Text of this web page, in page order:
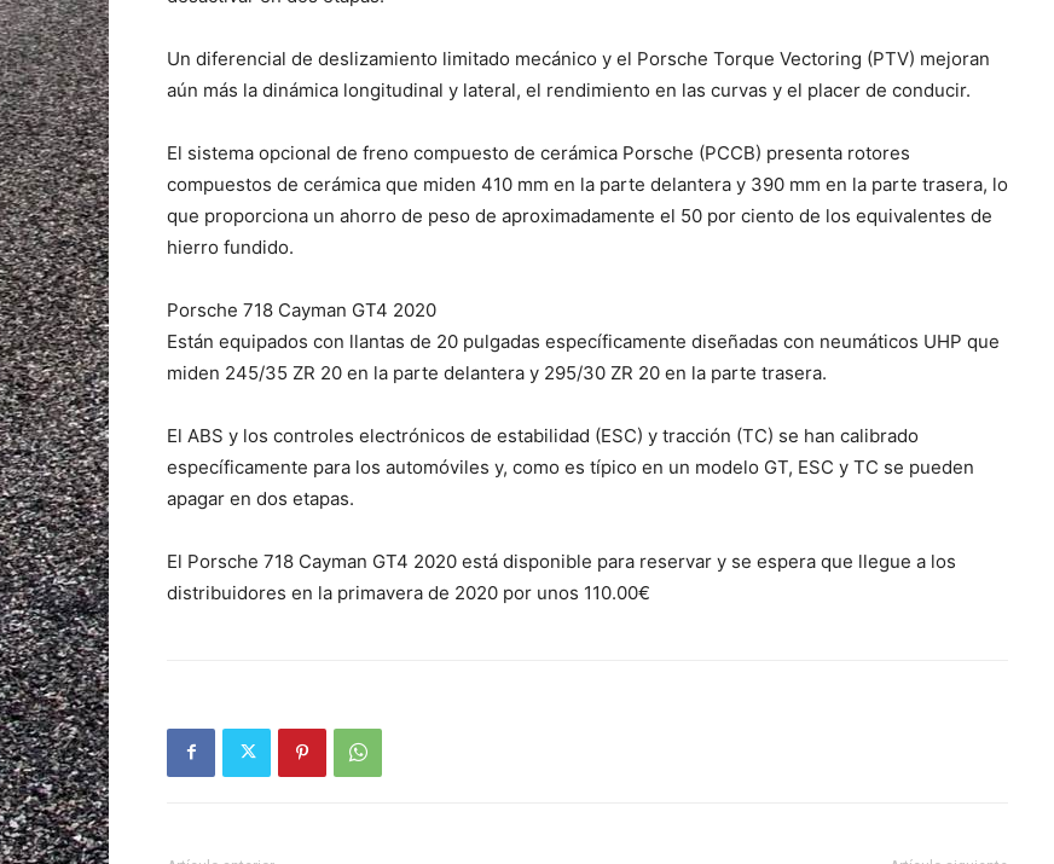
Un diferencial de deslizamiento limitado mecánico y el Porsche Torque Vectoring (PTV) mejoran
aún más la dinámica longitudinal y lateral, el rendimiento en las curvas y el placer de conducir.
El sistema opcional de freno compuesto de cerámica Porsche (PCCB) presenta rotores
compuestos de cerámica que miden 410 mm en la parte delantera y 390 mm en la parte trasera, lo
que proporciona un ahorro de peso de aproximadamente el 50 por ciento de los equivalentes de
hierro fundido.
Porsche 718 Cayman GT4 2020
Están equipados con llantas de 20 pulgadas específicamente diseñadas con neumáticos UHP que
miden 245/35 ZR 20 en la parte delantera y 295/30 ZR 20 en la parte trasera.
El ABS y los controles electrónicos de estabilidad (ESC) y tracción (TC) se han calibrado
específicamente para los automóviles y, como es típico en un modelo GT, ESC y TC se pueden
apagar en dos etapas.
El Porsche 718 Cayman GT4 2020 está disponible para reservar y se espera que llegue a los
distribuidores en la primavera de 2020 por unos 110.00€